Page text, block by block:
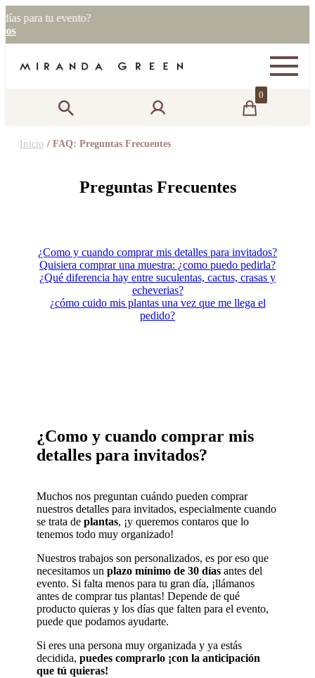
para tu evento?
0
Inicio / FAQ: Preguntas Frecuentes
Preguntas Frecuentes
¿Como y cuando comprar mis detalles para invitados?
Quisiera comprar una muestra: ¿como puedo pedirla?
¿Qué diferencia hay entre suculentas, cactus, crasas y
echeverias?
¿cómo cuido mis plantas una vez que me llega el
pedido?
¿Como y cuando comprar mis
detalles para invitados?
Muchos nos preguntan cuándo pueden comprar
nuestros detalles para invitados, especialmente cuando
se trata de plantas, ¡y queremos contaros que lo
tenemos todo muy organizado!
Nuestros trabajos son personalizados, es por eso que
necesitamos un plazo mínimo de 30 días antes del
evento. Si falta menos para tu gran día, ¡llámanos
antes de comprar tus plantas! Depende de qué
producto quieras y los días que falten para el evento,
puede que podamos ayudarte.
Si eres una persona muy organizada y ya estás
decidida, puedes comprarlo ¡con la anticipación
que tú quieras!